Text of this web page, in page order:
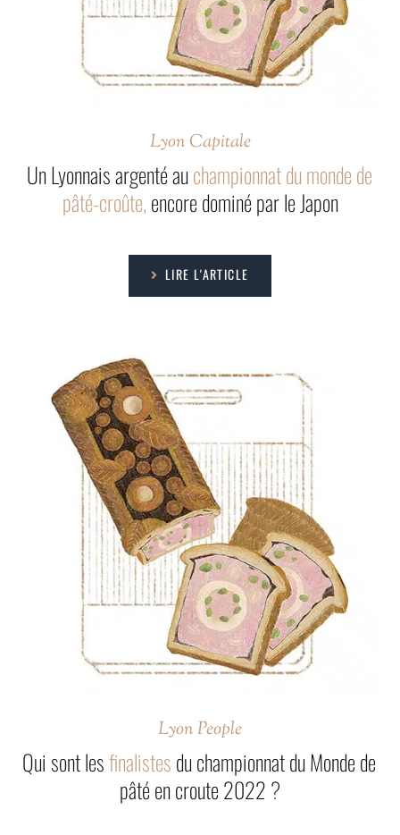
Lyon Capitale
Un Lyonnais argenté auchampionnat du monde de
pâté-croûte,encore dominé par le Japon
LIRE L'ARTICLE
Lyon People
Qui sont lesfinalistesdu championnat du Monde de
pâté en croute 2022 ?